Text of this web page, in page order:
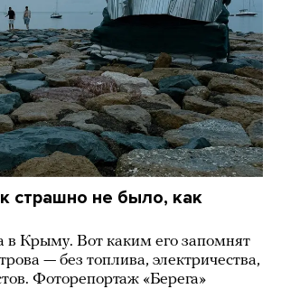
страшно не было, как
в Крыму. Вот каким его запомнят
— без топлива, электричества,
Фоторепортаж «Берега»